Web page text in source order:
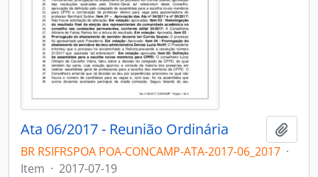
Ata 06/2017 - Reunião Ordinária
BR RSIFRSPOA POA-CONCAMP-ATA-2017-06_2017 ·
Item · 2017-07-19